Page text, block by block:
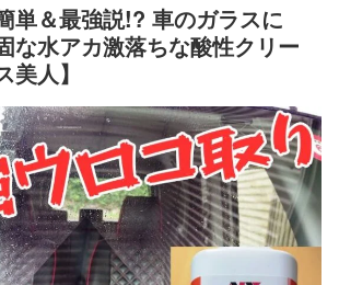
単＆最強説!? 車のガラスに
な水アカ激落ちな酸性クリー
美人】